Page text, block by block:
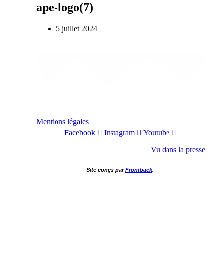
ape-logo(7)
5 juillet 2024
Mentions légales
Facebook
Instagram
Youtube
Vu dans la presse
Site conçu parFrontback.